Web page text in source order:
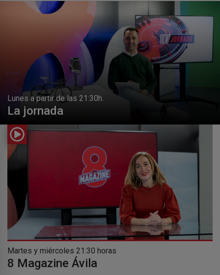
Lunes a partir de las 21:30h.
La jornada
Martes y miércoles 21:30 horas
8 Magazine Ávila